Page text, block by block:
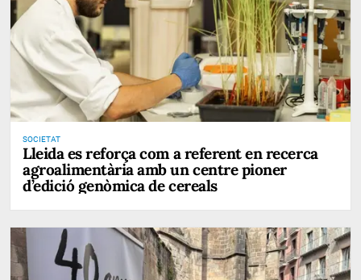
SOCIETAT
Lleida es reforça com a referent en recerca
agroalimentària amb un centre pioner
d’edició genòmica de cereals